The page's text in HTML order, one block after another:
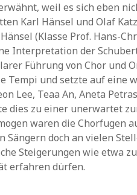
weil es sich eben
Karl Hänsel und Olaf
(Klasse Prof. Hans-
Interpretation der
Führung von Chor und
Tempi und setzte auf eine
Lee, Teaa An, Aneta
dies zu einer unerwartet
waren die Chorfugen
Sängern doch an vielen
Steigerungen wie etwa
erfahren dürfen.